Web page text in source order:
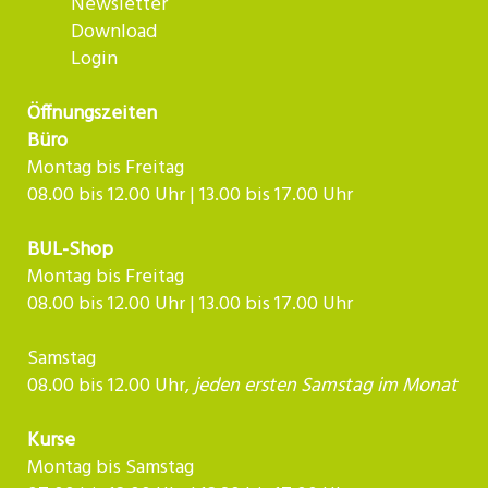
Download
Login
Öffnungszeiten
Büro
Montag bis Freitag
08.00 bis 12.00 Uhr | 13.00 bis 17.00 Uhr
BUL-Shop
Montag bis Freitag
08.00 bis 12.00 Uhr | 13.00 bis 17.00 Uhr
Samstag
08.00 bis 12.00 Uhr,jeden ersten Samstag im Monat
Kurse
Montag bis Samstag